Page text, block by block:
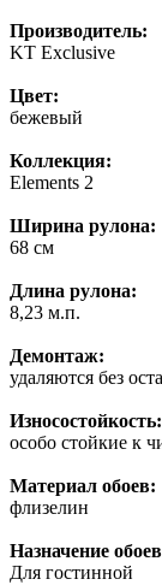
Производитель:
KT Exclusive
Цвет:
бежевый
Коллекция:
Elements 2
Ширина рулона:
68 см
Длина рулона:
8,23 м.п.
Демонтаж:
удаляются без
Износостойкость:
особо стойкие к
Материал обоев:
флизелин
Назначение
Для гостинной